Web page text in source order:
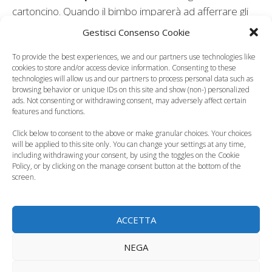
Gestisci Consenso Cookie
To provide the best experiences, we and our partners use technologies like
cookies to store and/or access device information. Consenting to these
technologies will allow us and our partners to process personal data such as
browsing behavior or unique IDs on this site and show (non-) personalized
ads. Not consenting or withdrawing consent, may adversely affect certain
features and functions.
Click below to consent to the above or make granular choices. Your choices
will be applied to this site only. You can change your settings at any time,
including withdrawing your consent, by using the toggles on the Cookie
Policy, or by clicking on the manage consent button at the bottom of the
screen.
ACCETTA
NEGA
cartoncino. Quando il bimbo imparerà ad afferrare gli
oggetti è fondamentale ilgioco: le forme colorate, le
della mamma.
Leggi anche:
I sensi del neonato,